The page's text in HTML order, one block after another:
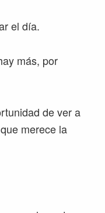
el día.
más, por
de ver a
merece la